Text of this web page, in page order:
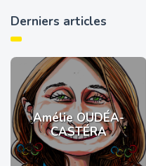
Derniers articles
Amélie OUDÉA-
CASTÉRA